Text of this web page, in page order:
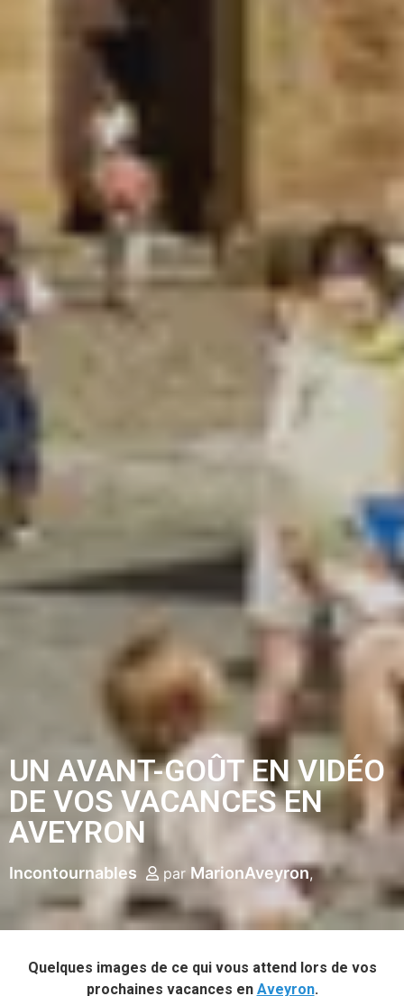
UN AVANT-GOÛT EN VIDÉO
DE VOS VACANCES EN
AVEYRON
Incontournables par MarionAveyron
Quelques images de ce qui vous attend lors de vos
prochaines vacances en Aveyron.